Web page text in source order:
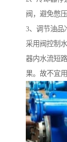
阀，避免憋
3、调节油品
采用阀控制
器内水流短
果。故不宜用